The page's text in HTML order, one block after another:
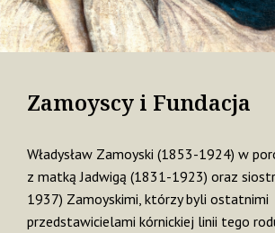
Zamoyscy i Fundacja
Władysław Zamoyski (1853-1924) w
z matką Jadwigą (1831-1923) oraz
1937) Zamoyskimi, którzy byli ostatnimi
przedstawicielami kórnickiej linii tego